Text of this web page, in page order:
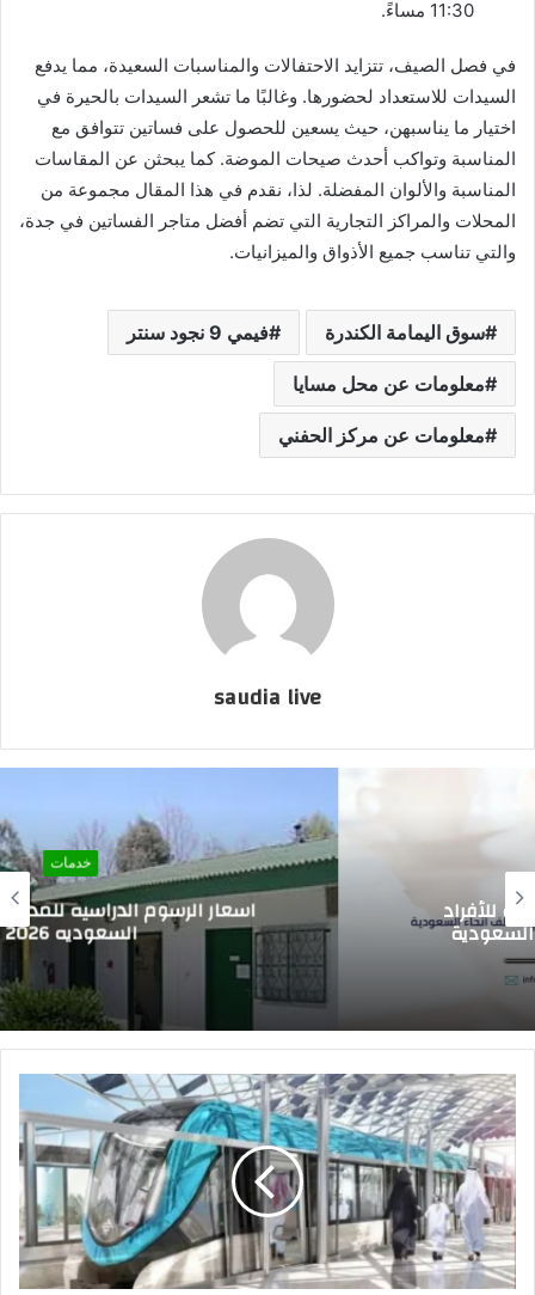
11:30 مساءً.
في فصل الصيف، تتزايد الاحتفالات والمناسبات السعيدة، مما يدفع
السيدات للاستعداد لحضورها. وغالبًا ما تشعر السيدات بالحيرة في
اختيار ما يناسبهن، حيث يسعين للحصول على فساتين تتوافق مع
المناسبة وتواكب أحدث صيحات الموضة. كما يبحثن عن المقاسات
المناسبة والألوان المفضلة. لذا، نقدم في هذا المقال مجموعة من
المحلات والمراكز التجارية التي تضم أفضل متاجر الفساتين في جدة،
والتي تناسب جميع الأذواق والميزانيات.
سوق اليمامة الكندرة فيمي 9 نجود سنتر
معلومات عن محل مسايا
معلومات عن مركز الحفني
saudia live
خدمات
اسعار الرسوم الدراسيه للمدارس العالميه في
السعوديه 2026